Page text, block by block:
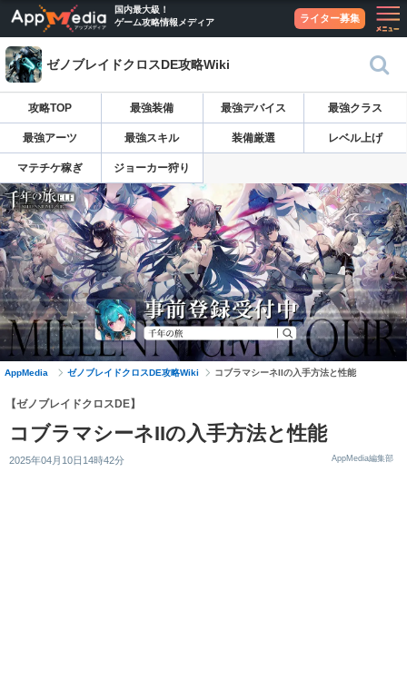
国内最大級！
ゲーム攻略情報メディア
ライター募集
ゼノブレイドクロスDE攻略Wiki
攻略TOP 最強装備 最強デバイス 最強クラス
最強アーツ 最強スキル 装備厳選 レベル上げ
マテチケ稼ぎ ジョーカー狩り
AppMedia ゼノブレイドクロスDE攻略Wiki コブラマシーネIIの入手方法と性能
【ゼノブレイドクロスDE】
コブラマシーネIIの入手方法と性能
2025年04月10日14時42分 AppMedia編集部